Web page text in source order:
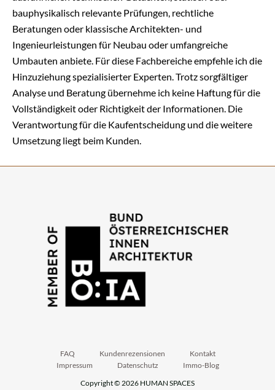
bauphysikalisch relevante Prüfungen, rechtliche
Beratungen oder klassische Architekten- und
Ingenieurleistungen für Neubau oder umfangreiche
Umbauten anbiete. Für diese Fachbereiche empfehle ich die
Hinzuziehung spezialisierter Experten. Trotz sorgfältiger
Analyse und Beratung übernehme ich keine Haftung für die
Vollständigkeit oder Richtigkeit der Informationen. Die
Verantwortung für die Kaufentscheidung und die weitere
Umsetzung liegt beim Kunden.
FAQ Kundenrezensionen
Kontakt
Impressum
Datenschutz
Immo-Blog
Copyright © 2026 HUMAN SPACES